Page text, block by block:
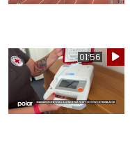
01:56